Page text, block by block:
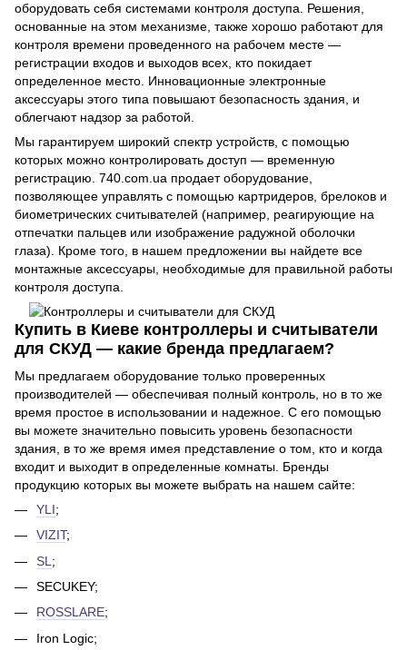
оборудовать себя системами контроля доступа. Решения,
основанные на этом механизме, также хорошо работают для
контроля времени проведенного на рабочем месте —
регистрации входов и выходов всех, кто покидает
определенное место. Инновационные электронные
аксессуары этого типа повышают безопасность здания, и
облегчают надзор за работой.
Мы гарантируем широкий спектр устройств, с помощью
которых можно контролировать доступ — временную
регистрацию. 740.com.ua продает оборудование,
позволяющее управлять с помощью картридеров, брелоков и
биометрических считывателей (например, реагирующие на
отпечатки пальцев или изображение радужной оболочки
глаза). Кроме того, в нашем предложении вы найдете все
монтажные аксессуары, необходимые для правильной работы
контроля доступа.
Купить в Киеве контроллеры и считыватели
для СКУД — какие бренда предлагаем?
Мы предлагаем оборудование только проверенных
производителей — обеспечивая полный контроль, но в то же
время простое в использовании и надежное. С его помощью
вы можете значительно повысить уровень безопасности
здания, в то же время имея представление о том, кто и когда
входит и выходит в определенные комнаты. Бренды
продукцию которых вы можете выбрать на нашем сайте:
YLI;
VIZIT;
SL ;
SECUKEY;
ROSSLARE;
Iron Logic;